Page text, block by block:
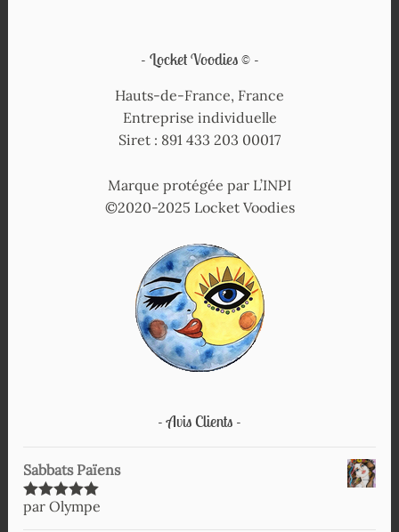
Locket Voodies ©
Hauts-de-France, France
Entreprise individuelle
Siret : 891 433 203 00017
Marque protégée par L’INPI
©2020-2025 Locket Voodies
Avis Clients
Sabbats Païens
Note5sur
par Olympe